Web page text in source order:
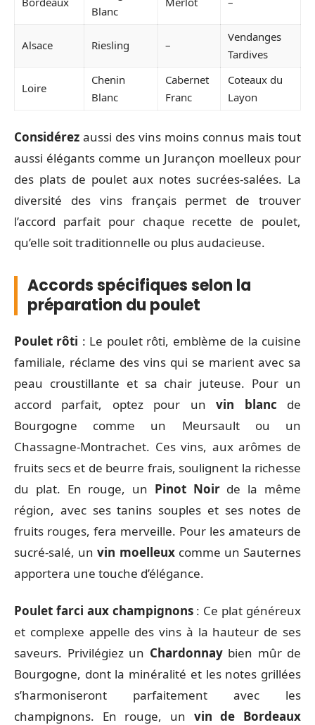
Blanc
Alsace Riesling –
Vendanges
Tardives
Loire
Chenin
Blanc
Cabernet
Franc
Coteaux du
Layon
Considérez aussi des vins moins connus mais tout
aussi élégants comme un Jurançon moelleux pour
des plats de poulet aux notes sucrées-salées. La
diversité des vins français permet de trouver
l’accord parfait pour chaque recette de poulet,
qu’elle soit traditionnelle ou plus audacieuse.
Accords spécifiques selon la
préparation du poulet
Poulet rôti : Le poulet rôti, emblème de la cuisine
familiale, réclame des vins qui se marient avec sa
peau croustillante et sa chair juteuse. Pour un
accord parfait, optez pour unvin blanc de
Bourgogne comme un Meursault ou un
Chassagne-Montrachet. Ces vins, aux arômes de
fruits secs et de beurre frais, soulignent la richesse
du plat. En rouge, un Pinot Noirde la même
région, avec ses tanins souples et ses notes de
fruits rouges, fera merveille. Pour les amateurs de
sucré-salé, unvin moelleuxcomme un Sauternes
apportera une touche d’élégance.
Poulet farci aux champignons: Ce plat généreux
et complexe appelle des vins à la hauteur de ses
saveurs. Privilégiez un Chardonnaybien mûr de
Bourgogne, dont la minéralité et les notes grillées
s’harmoniseront parfaitement avec les
champignons. En rouge, un vin de Bordeaux